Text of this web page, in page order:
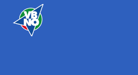
Skip to content